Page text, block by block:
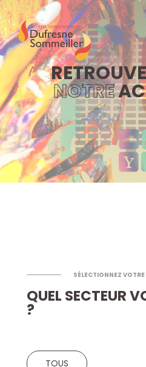
NOTRE
SÉLECTIONNEZ
QUEL SECTEUR
?
TOUS